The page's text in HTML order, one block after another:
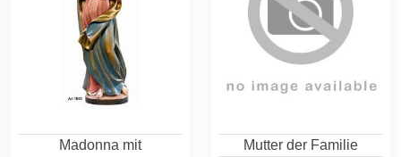
Madonna mit
Mutter der Familie